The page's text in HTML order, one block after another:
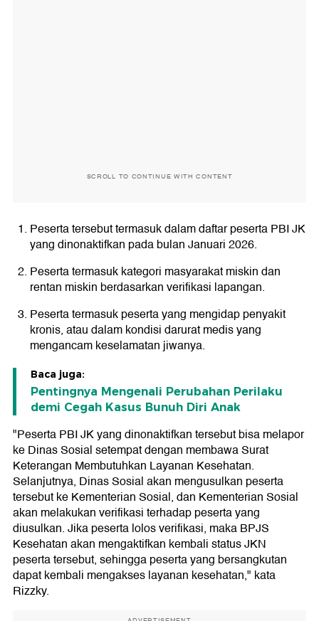
SCROLL TO CONTINUE WITH CONTENT
Peserta tersebut termasuk dalam daftar peserta PBI JK
yang dinonaktifkan pada bulan Januari 2026.
Peserta termasuk kategori masyarakat miskin dan
rentan miskin berdasarkan verifikasi lapangan.
Peserta termasuk peserta yang mengidap penyakit
kronis, atau dalam kondisi darurat medis yang
mengancam keselamatan jiwanya.
Baca juga:
Pentingnya Mengenali Perubahan Perilaku
demi Cegah Kasus Bunuh Diri Anak
"Peserta PBI JK yang dinonaktifkan tersebut bisa melapor
ke Dinas Sosial setempat dengan membawa Surat
Keterangan Membutuhkan Layanan Kesehatan.
Selanjutnya, Dinas Sosial akan mengusulkan peserta
tersebut ke Kementerian Sosial, dan Kementerian Sosial
akan melakukan verifikasi terhadap peserta yang
diusulkan. Jika peserta lolos verifikasi, maka BPJS
Kesehatan akan mengaktifkan kembali status JKN
peserta tersebut, sehingga peserta yang bersangkutan
dapat kembali mengakses layanan kesehatan," kata
Rizzky.